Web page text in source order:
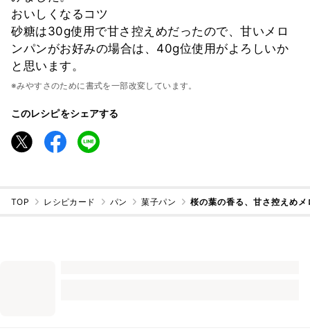
おいしくなるコツ
砂糖は30g使用で甘さ控えめだったので、甘いメロ
ンパンがお好みの場合は、40g位使用がよろしいか
と思います。
※みやすさのために書式を一部改変しています。
このレシピをシェアする
TOP レシピカード パン 菓子パン 桜の葉の香る、甘さ控えめ